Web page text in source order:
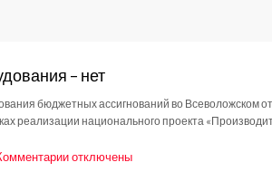
переселению
аварийного
жилья
– нет
бюджетных ассигнований во Всеволожском
реализации национального проекта
котключены